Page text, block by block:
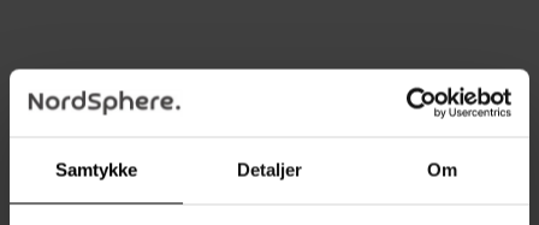
Samtykke Detaljer Om
BESKRIVELSE
TILLEGGSINFORMASJON